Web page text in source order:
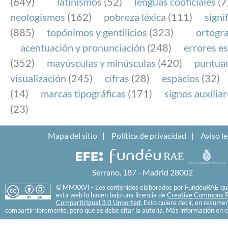
neologismos (162) pobreza léxica (111)
(885)
topónimos y gentilicios (323)
acentuación y pronunciación (248)
errores
(352)
mayúsculas y minúsculas (420)
visualización (245) cifras (28) espacios (32)
(14)
marcas tipográficas (171)
signos
(23)
Mapa del sitio Política de privacidad Aviso
Serrano, 187 - Madrid 28002
© MMXXVI - Los contenidos elaborados por FundéuRAE
esta web lo hacen bajo una licencia de Creative Commons
CompartirIgual 3.0 Unported. Esto quiere decir, en
compartir libremente, pero que se debe citar la autoría. Más información en